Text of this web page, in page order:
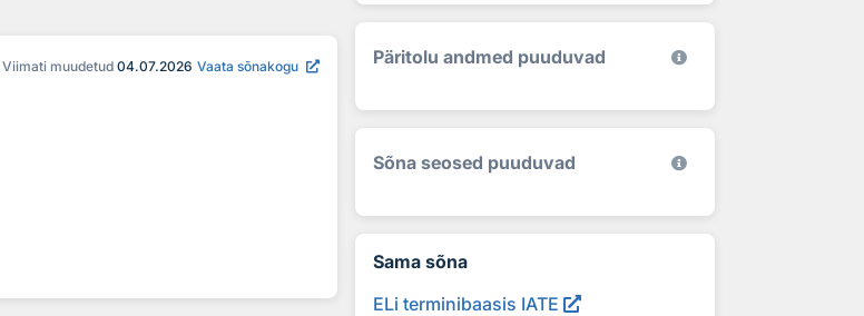
Viimati muudetud 04.07.2026 Vaata sõnakogu Päritolu andmed puuduvad
Sõna seosed puuduvad
Sama sõna
ELi terminibaasis IATE